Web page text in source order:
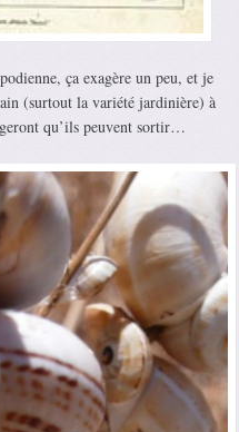
ça exagère un peu, et je
(surtout la variété jardinière) à
qu’ils peuvent sortir…